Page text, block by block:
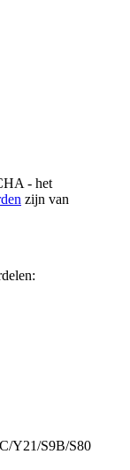
- het
zijn van
Y21/S9B/S80